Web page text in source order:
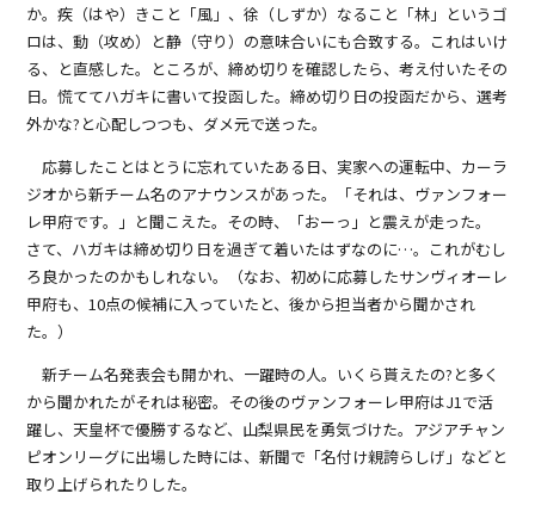
か。疾（はや）きこと「風」、徐（しずか）なること「林」というゴ
ロは、動（攻め）と静（守り）の意味合いにも合致する。これはいけ
る、と直感した。ところが、締め切りを確認したら、考え付いたその
日。慌ててハガキに書いて投函した。締め切り日の投函だから、選考
外かな?と心配しつつも、ダメ元で送った。
応募したことはとうに忘れていたある日、実家への運転中、カーラ
ジオから新チーム名のアナウンスがあった。「それは、ヴァンフォー
レ甲府です。」と聞こえた。その時、「おーっ」と震えが走った。
さて、ハガキは締め切り日を過ぎて着いたはずなのに…。これがむし
ろ良かったのかもしれない。（なお、初めに応募したサンヴィオーレ
甲府も、10点の候補に入っていたと、後から担当者から聞かされ
た。）
新チーム名発表会も開かれ、一躍時の人。いくら貰えたの?と多く
から聞かれたがそれは秘密。その後のヴァンフォーレ甲府はJ1で活
躍し、天皇杯で優勝するなど、山梨県民を勇気づけた。アジアチャン
ピオンリーグに出場した時には、新聞で「名付け親誇らしげ」などと
取り上げられたりした。